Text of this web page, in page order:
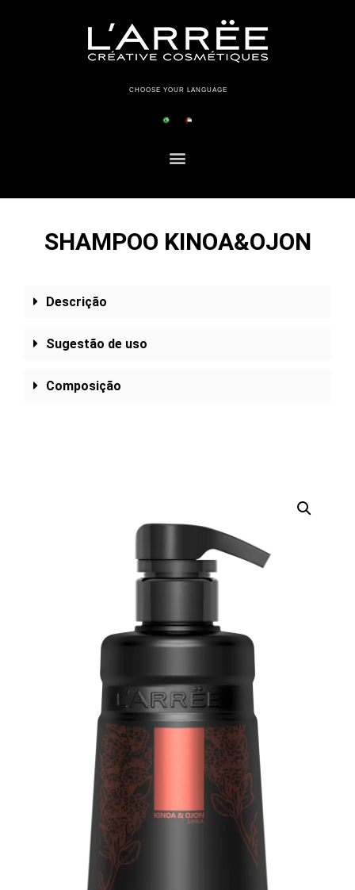
CHOOSE YOUR LANGUAGE
SHAMPOO KINOA&OJON
Descrição
Sugestão de uso
Composição